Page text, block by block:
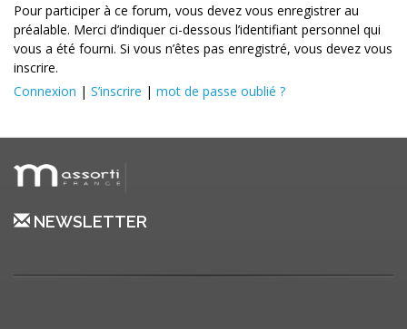
Pour participer à ce forum, vous devez vous enregistrer au
préalable. Merci d’indiquer ci-dessous l’identifiant personnel qui
vous a été fourni. Si vous n’êtes pas enregistré, vous devez vous
inscrire.
Connexion | S’inscrire | mot de passe oublié ?
NEWSLETTER